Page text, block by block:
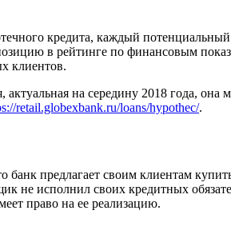
кредита, каждый
в рейтинге по финансовым
клиентов.
на середину 2018 года,
retail.globexbank.ru/loans/hypothec/.
предлагает своим клиентам
не исполнил своих кредитных
право на ее реализацию.